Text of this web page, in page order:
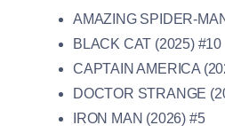
AMAZING SPIDER-
BLACK CAT (2025) #10
CAPTAIN AMERICA
DOCTOR STRANGE
IRON MAN (2026) #5